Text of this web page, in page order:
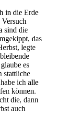
in die Erde
Versuch
sind die
das
legte
es
stattliche
ich alle
können.
die, dann
auch